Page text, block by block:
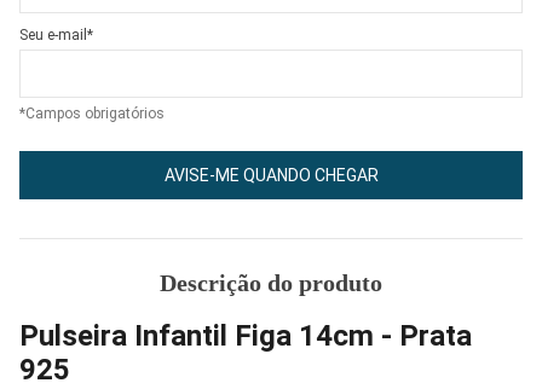
Seu e-mail*
*Campos obrigatórios
AVISE-ME QUANDO CHEGAR
Descrição do produto
Pulseira Infantil Figa 14cm - Prata
925